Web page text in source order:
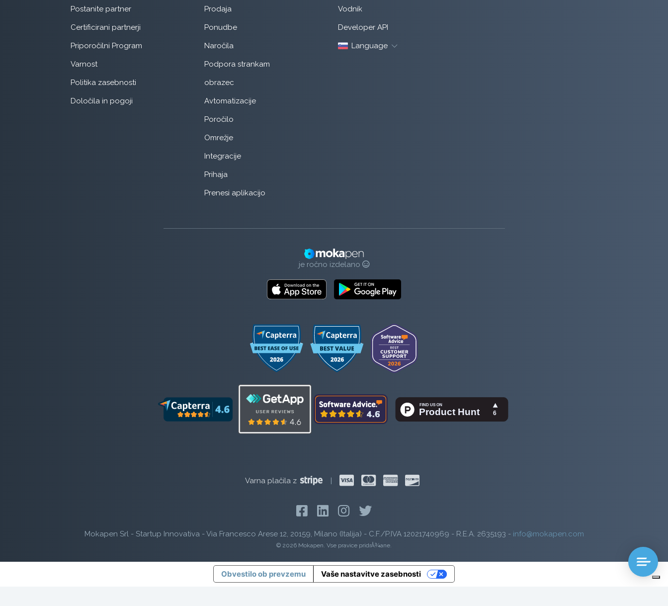
Postanite partner
Certificirani partnerji
Priporočilni Program
Varnost
Politika zasebnosti
Določila in pogoji
Prodaja
Ponudbe
Naročila
Podpora strankam
obrazec
Avtomatizacije
Poročilo
Omrežje
Integracije
Prihaja
Prenesi aplikacijo
Vodnik
Developer API
Language
je ročno izdelano
Varna plačila z |
Mokapen Srl - Startup Innovativa - Via Francesco Arese 12, 20159, Milano (Italija) - C.F./P.IVA 12021740969 - R.E.A. 2635193 - info@mokapen.com
© 2026 Mokapen. Vse pravice pridrÅ¾ane.
Obvestilo ob prevzemu Vaše nastavitve zasebnosti